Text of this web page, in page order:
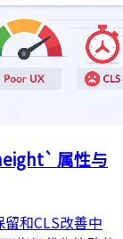
属性与
和CLS改善中